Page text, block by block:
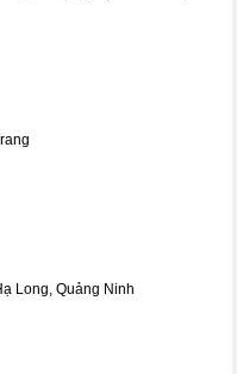
Long, Quảng Ninh